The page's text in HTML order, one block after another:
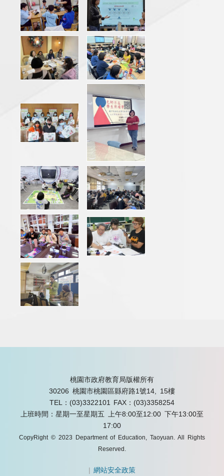
桃園市政府教育局版權所有
30206 桃園市桃園區縣府路1號14, 15樓
TEL：(03)3322101 FAX：(03)3358254
上班時間：星期一至星期五 上午8:00至12:00 下午13:00至
17:00
CopyRight © 2023 Department of Education, Taoyuan. All Rights
Reserved.
|網站安全政策